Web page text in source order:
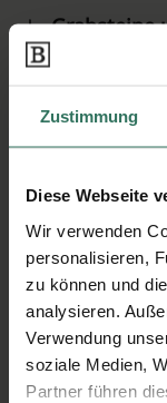
Zustimmung
Diese Webseite
Wir verwenden
personalisieren,
zu können und
analysieren.
Verwendung
soziale Medien,
Partner führen
Grabsteine
Treppen
Skulpturen